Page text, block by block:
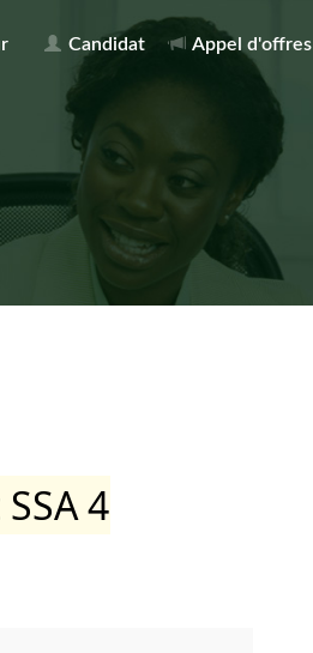
Candidat Appel d'offres
4